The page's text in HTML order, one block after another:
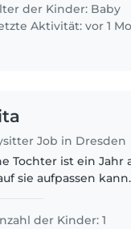
der Kinder: Baby
Aktivität: vor 1
Job in Dresden
Tochter ist ein
sie aufpassen kann.
der Kinder: 1